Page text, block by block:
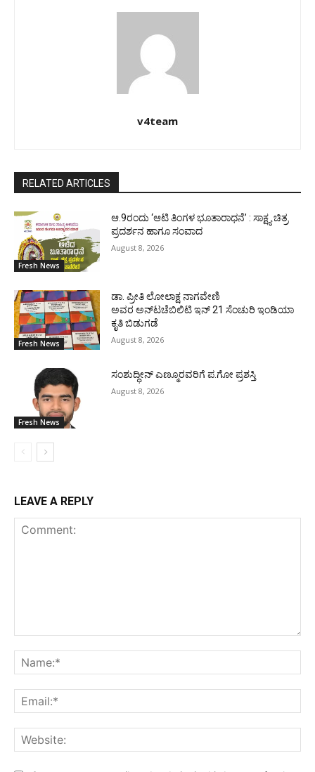
v4team
RELATED ARTICLES
Fresh News
ಆ.9ರಂದು ‘ಆಟಿ ತಿಂಗಳ ಭೂತಾರಾಧನೆ’ : ಸಾಕ್ಷ್ಯ ಚಿತ್ರ
ಪ್ರದರ್ಶನ ಹಾಗೂ ಸಂವಾದ
August 8, 2026
Fresh News
ಡಾ. ಪ್ರೀತಿ ಲೋಲಾಕ್ಷ ನಾಗವೇಣಿ
ಅವರ ಅನ್‌ಟಚೆಬಿಲಿಟಿ ಇನ್ 21 ಸೆಂಚುರಿ ಇಂಡಿಯಾ
ಕೃತಿ ಬಿಡುಗಡೆ
August 8, 2026
Fresh News
ಸಂಶುದ್ಧೀನ್ ಎಣ್ಮೂರವರಿಗೆ ಪ.ಗೋ ಪ್ರಶಸ್ತಿ
August 8, 2026
LEAVE A REPLY